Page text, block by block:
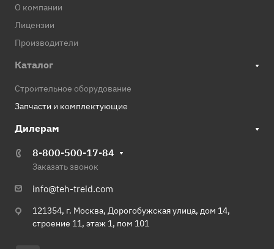
О компании
Лицензии
Производители
Каталог
Строительное оборудование
Запчасти и комплектующие
Дилерам
8-800-500-17-84
Заказать звонок
info@teh-treid.com
121354, г. Москва, Дорогобужская улица, дом 14,
строение 11, этаж 1, пом 101